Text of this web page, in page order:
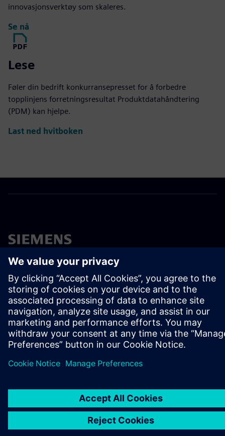
innovasjonsverktøy som skaleres.
Se nå
Lese
Føler din bedrift konkurransepresset for å forbedre
topplinjens forretningsresultat Produktdatahåndtering
(PDM) kan hjelpe.
Last ned hvitboken
OM SIEMENS
BEDRIFTSINFORMASJON
TA KONTAKT